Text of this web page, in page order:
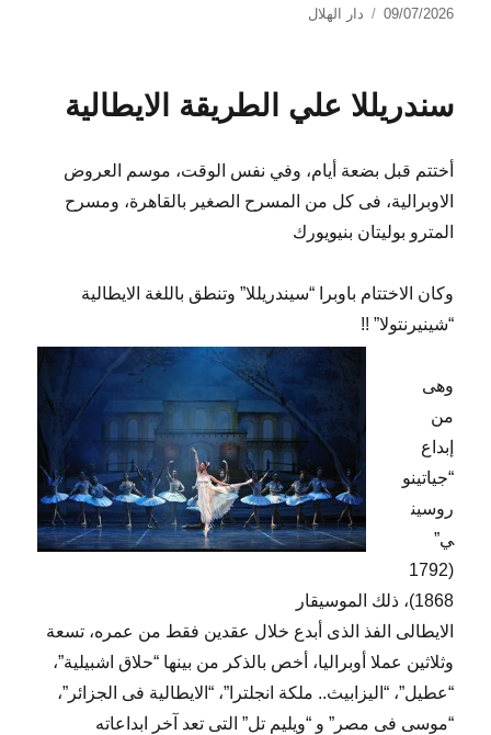
نُشرت
09/07/2026 التصنيفات
دار الهلال
سندريللا علي الطريقة الايطالية
أختتم قبل بضعة أيام، وفي نفس الوقت، موسم العروض
الاوبرالية، فى كل من المسرح الصغير بالقاهرة، ومسرح
المترو بوليتان بنيويورك
وكان الاختتام باوبرا “سيندريللا” وتنطق باللغة الايطالية
“شينيرنتولا” !!
وهى
من
إبداع
“جياتينو
روسين
ي”
(1792
1868)، ذلك الموسيقار
الايطالى الفذ الذى أبدع خلال عقدين فقط من عمره، تسعة
وثلاثين عملا أوبراليا، أخص بالذكر من بينها “حلاق اشبيلية”،
“عطيل”، “اليزابيث.. ملكة انجلترا”، “الايطالية فى الجزائر”،
“موسى فى مصر” و “ويليم تل” التى تعد آخر ابداعاته